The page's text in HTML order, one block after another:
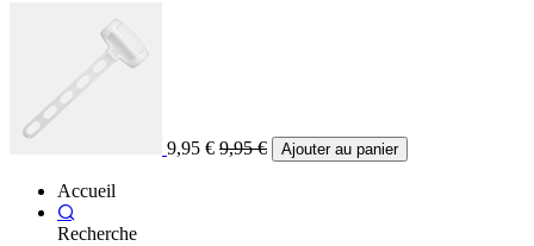
9,95 € 9,95€ Ajouter au panier
Accueil
Recherche